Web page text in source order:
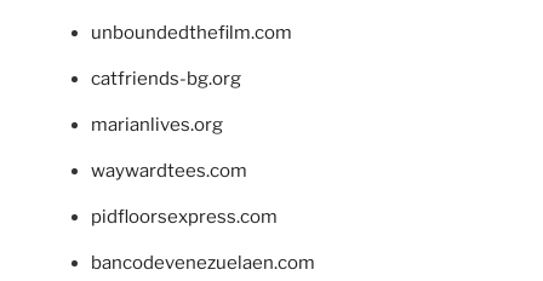
unboundedthefilm.com
catfriends-bg.org
marianlives.org
waywardtees.com
pidfloorsexpress.com
bancodevenezuelaen.com